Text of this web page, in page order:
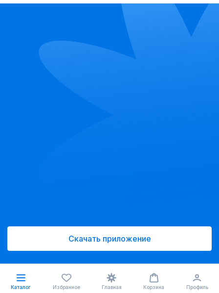
Скачать приложение
Каталог Избранное Главная Корзина Профиль